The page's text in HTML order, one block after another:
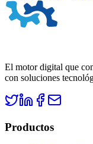
El motor digital que
con soluciones
Productos